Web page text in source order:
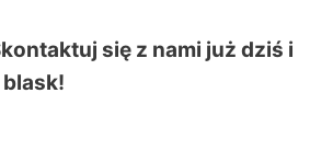
się z nami już dziś i